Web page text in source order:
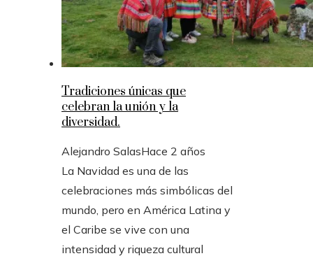
Tradiciones únicas que
celebran la unión y la
diversidad.
Alejandro SalasHace 2 años
La Navidad es una de las
celebraciones más simbólicas del
mundo, pero en América Latina y
el Caribe se vive con una
intensidad y riqueza cultural